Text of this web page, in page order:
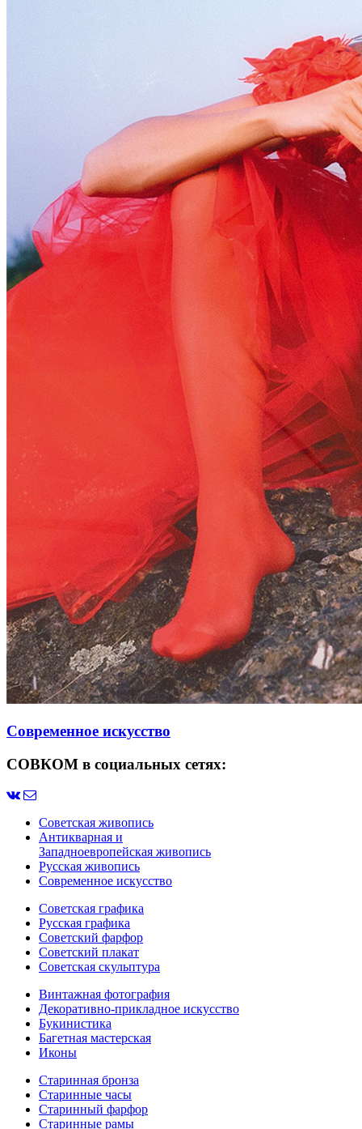
Современное искусство
СОВКОМ в социальных сетях:
Советская живопись
Антикварная и
Западноевропейская живопись
Русская живопись
Современное искусство
Советская графика
Русская графика
Советский фарфор
Советский плакат
Советская скульптура
Винтажная фотография
Декоративно-прикладное искусство
Букинистика
Багетная мастерская
Иконы
Старинная бронза
Старинные часы
Старинный фарфор
Старинные рамы